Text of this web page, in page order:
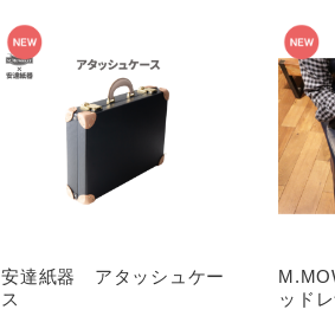
安達紙器 アタッシュケー
ス
ッド